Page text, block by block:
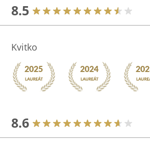
8.5
Kvitko
8.6